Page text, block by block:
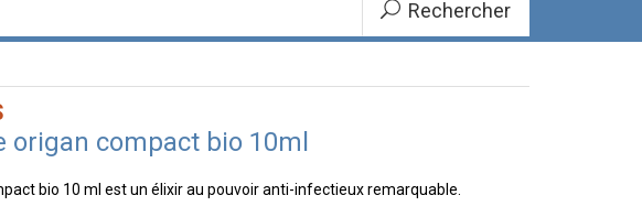
Rechercher
origan compact bio 10ml
bio 10 ml est un élixir au pouvoir anti-infectieux remarquable.